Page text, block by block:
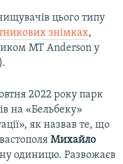
цього типу
знімках,
MT Anderson у
2022 року парк
на «Бельбеку»
як назвав те, що
Михайло
одиницю. Развожаєв